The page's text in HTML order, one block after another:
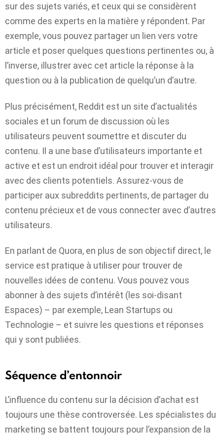
sur des sujets variés, et ceux qui se considèrent
comme des experts en la matière y répondent. Par
exemple, vous pouvez partager un lien vers votre
article et poser quelques questions pertinentes ou, à
l’inverse, illustrer avec cet article la réponse à la
question ou à la publication de quelqu’un d’autre.
Plus précisément, Reddit est un site d’actualités
sociales et un forum de discussion où les
utilisateurs peuvent soumettre et discuter du
contenu. Il a une base d’utilisateurs importante et
active et est un endroit idéal pour trouver et interagir
avec des clients potentiels. Assurez-vous de
participer aux subreddits pertinents, de partager du
contenu précieux et de vous connecter avec d’autres
utilisateurs.
En parlant de Quora, en plus de son objectif direct, le
service est pratique à utiliser pour trouver de
nouvelles idées de contenu. Vous pouvez vous
abonner à des sujets d’intérêt (les soi-disant
Espaces) – par exemple, Lean Startups ou
Technologie – et suivre les questions et réponses
qui y sont publiées.
Séquence d’entonnoir
L’influence du contenu sur la décision d’achat est
toujours une thèse controversée. Les spécialistes du
marketing se battent toujours pour l’expansion de la